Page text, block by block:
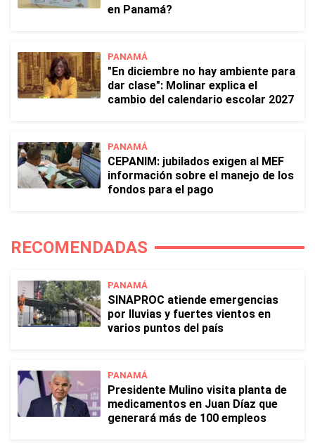
en Panamá?
PANAMÁ
"En diciembre no hay ambiente para
dar clase": Molinar explica el
cambio del calendario escolar 2027
PANAMÁ
CEPANIM: jubilados exigen al MEF
información sobre el manejo de los
fondos para el pago
RECOMENDADAS
PANAMÁ
SINAPROC atiende emergencias
por lluvias y fuertes vientos en
varios puntos del país
PANAMÁ
Presidente Mulino visita planta de
medicamentos en Juan Díaz que
generará más de 100 empleos